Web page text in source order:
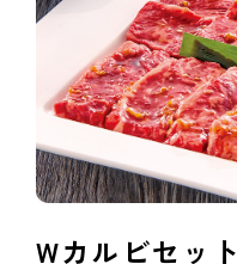
Wカルビセット